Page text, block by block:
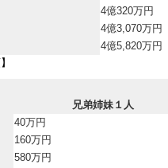
4億320万円
4億3,070万円
4億5,820万円
兄弟姉妹１人
40万円
160万円
580万円